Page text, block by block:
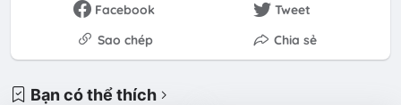
Facebook
Tweet
Sao chép
Chia sẻ
Bạn có thể thích